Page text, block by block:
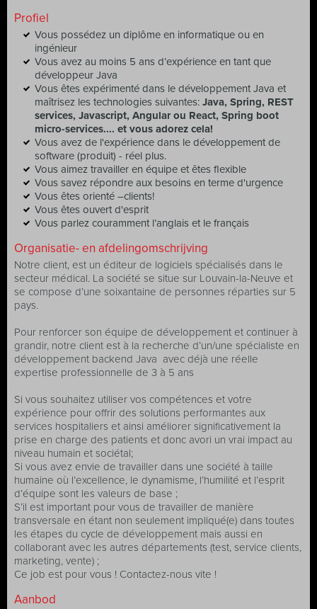
Profiel
Vous possédez un diplôme en informatique ou en
ingénieur
Vous avez au moins 5 ans d’expérience en tant que
développeur Java
Vous êtes expérimenté dans le développement Java et
maîtrisez les technologies suivantes: Java, Spring, REST
services, Javascript, Angular ou React, Spring boot
micro-services.... et vous adorez cela!
Vous avez de l'expérience dans le développement de
software (produit) - réel plus.
Vous aimez travailler en équipe et êtes flexible
Vous savez répondre aux besoins en terme d'urgence
Vous êtes orienté –clients!
Vous êtes ouvert d'esprit
Vous parlez couramment l’anglais et le français
Organisatie- en afdelingomschrijving
Notre client, est un éditeur de logiciels spécialisés dans le
secteur médical. La société se situe sur Louvain-la-Neuve et
se compose d’une soixantaine de personnes réparties sur 5
pays.
Pour renforcer son équipe de développement et continuer à
grandir, notre client est à la recherche d’un/une spécialiste en
développement backend Java avec déjà une réelle
expertise professionnelle de 3 à 5 ans
Si vous souhaitez utiliser vos compétences et votre
expérience pour offrir des solutions performantes aux
services hospitaliers et ainsi améliorer significativement la
prise en charge des patients et donc avori un vrai impact au
niveau humain et sociétal;
Si vous avez envie de travailler dans une société à taille
humaine où l’excellence, le dynamisme, l’humilité et l’esprit
d’équipe sont les valeurs de base ;
S’il est important pour vous de travailler de manière
transversale en étant non seulement impliqué(e) dans toutes
les étapes du cycle de développement mais aussi en
collaborant avec les autres départements (test, service clients,
marketing, vente) ;
Ce job est pour vous ! Contactez-nous vite !
Aanbod